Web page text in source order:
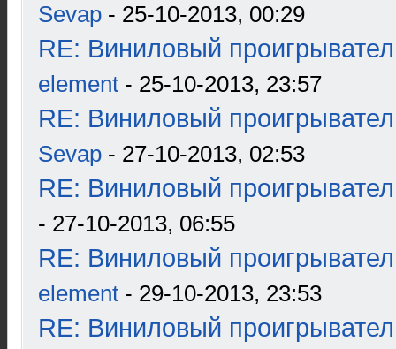
Sevap - 25-10-2013, 00:29
RE: Виниловый
element - 25-10-2013, 23:57
RE: Виниловый
Sevap - 27-10-2013, 02:53
RE: Виниловый
- 27-10-2013, 06:55
RE: Виниловый
element - 29-10-2013, 23:53
RE: Виниловый